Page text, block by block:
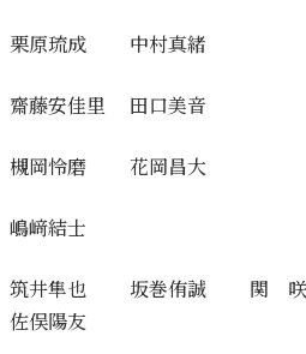
栗原琉成 中村真緒
齋藤安佳里 田口美音
槻岡怜磨 花岡昌大
嶋﨑結士
筑井隼也 坂巻侑誠 関 咲
陽友